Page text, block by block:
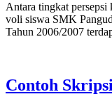
Antara tingkat persepsi
voli siswa SMK
Tahun 2006/2007
Contoh